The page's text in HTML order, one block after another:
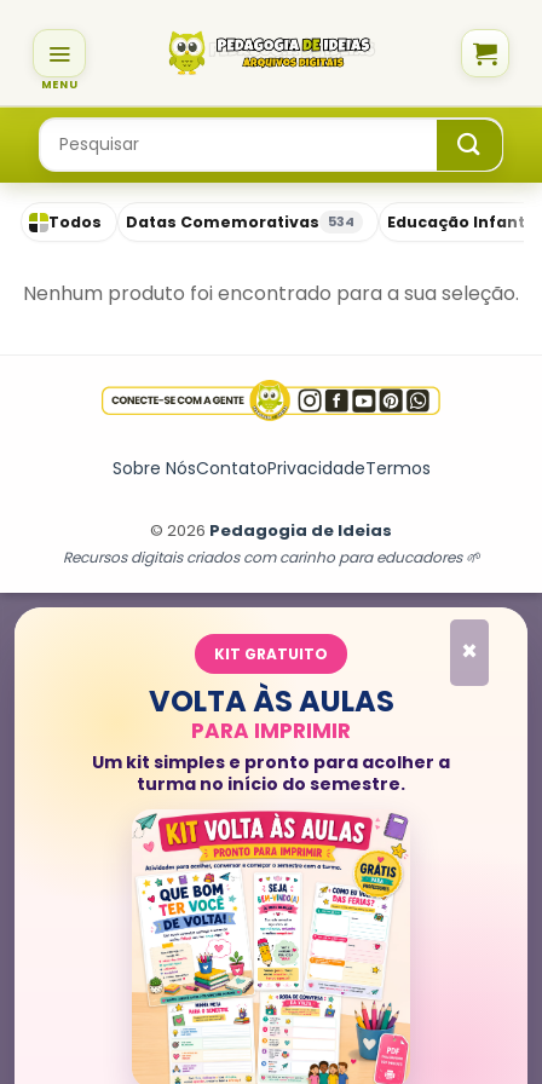
content
Pesquisar
por:
Todos Datas Comemorativas 534 Educação Infantil
Nenhum produto foi encontrado para a sua seleção.
Sobre NósContatoPrivacidadeTermos
© 2026 Pedagogia de Ideias
Recursos digitais criados com carinho para educadores 🌱
×
KIT GRATUITO
VOLTA ÀS AULAS
PARA IMPRIMIR
Um kit simples e pronto para acolher a
turma no início do semestre.